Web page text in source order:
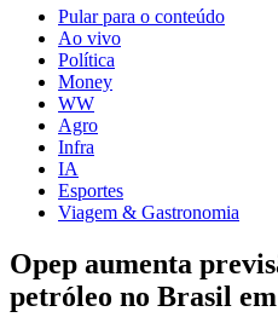
Pular para o conteúdo
Ao vivo
Política
Money
WW
Agro
Infra
IA
Esportes
Viagem & Gastronomia
Opep aumenta
petróleo no Brasil